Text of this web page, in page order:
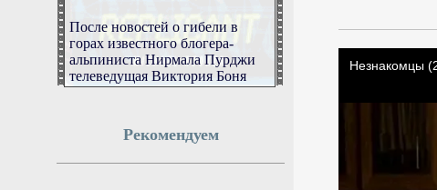
горах известного блогера-
альпиниста Нирмала Пурджи
телеведущая Виктория Боня
решила уехать с ретрита в
6 августа 2026г.Рекомендуем